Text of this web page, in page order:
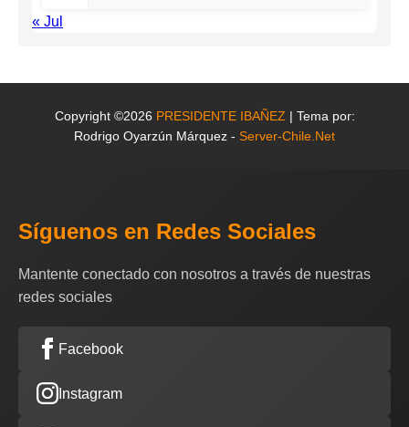
« Jul
Copyright ©2026 PRESIDENTE IBAÑEZ | Tema por:
Rodrigo Oyarzún Márquez - Server-Chile.Net
Síguenos en Redes Sociales
Mantente conectado con nosotros a través de nuestras
redes sociales
Facebook
Instagram